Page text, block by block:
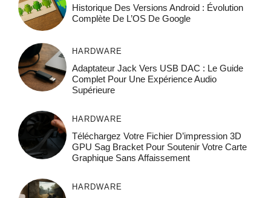
Historique Des Versions Android : Évolution
Complète De L’OS De Google
HARDWARE
Adaptateur Jack Vers USB DAC : Le Guide
Complet Pour Une Expérience Audio
Supérieure
HARDWARE
Téléchargez Votre Fichier D’impression 3D
GPU Sag Bracket Pour Soutenir Votre Carte
Graphique Sans Affaissement
HARDWARE